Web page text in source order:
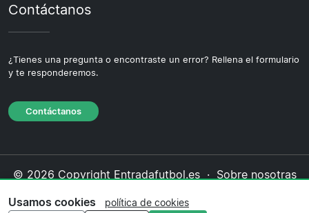
Contáctanos
¿Tienes una pregunta o encontraste un error? Rellena el formulario
y te responderemos.
Contáctanos
© 2026 Copyright Entradafutbol.es · Sobre nosotras
cookies·Política editorial
Usamos cookies política de cookies